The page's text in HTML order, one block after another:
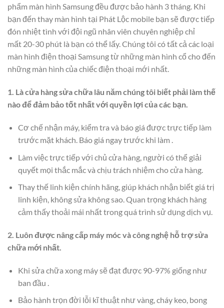
phẩm màn hình Samsung đều được bảo hành 3 tháng. Khi
bạn đến thay màn hình tại Phát Lộc mobile bạn sẽ được tiếp
đón nhiệt tình với đội ngũ nhân viên chuyên nghiệp chỉ
mất 20-30 phút là bạn có thể lấy. Chúng tôi có tất cả các loại
màn hình điện thoại Samsung từ những màn hình cổ cho đến
những màn hình của chiếc điện thoại mới nhất.
1. Là cửa hàng sửa chữa lâu năm chúng tôi biết phải làm thế
nào để đảm bảo tốt nhất với quyền lợi của các bạn.
Cơ chế nhận máy, kiểm tra và báo giá được trực tiếp làm
trước mặt khách. Báo giá ngay trước khi làm .
Làm việc trực tiếp với chủ cửa hàng, người có thể giải
quyết mọi thắc mắc và chịu trách nhiệm cho cửa hàng.
Thay thế linh kiện chính hãng, giúp khách nhận biết giá trị
linh kiện, không sửa không sao. Quan trọng khách hàng
cảm thấy thoải mái nhất trong quá trình sử dụng dịch vụ.
2. Luôn được nâng cấp máy móc và công nghệ hỗ trợ sửa
chữa mới nhất.
Khi sửa chữa xong máy sẽ đạt được 90-97% giống như
ban đầu .
Bảo hành trọn đời lỗi kĩ thuật như vàng, cháy keo, bong